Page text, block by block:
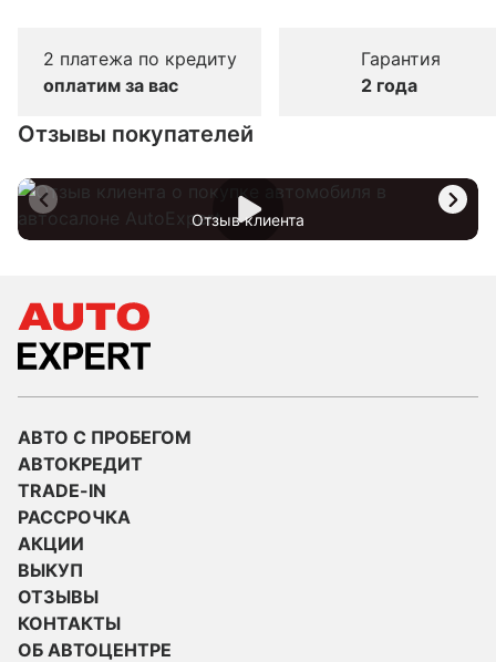
2 платежа по кредиту
оплатим за вас
Гарантия
2 года
Отзывы покупателей
Отзыв клиента
АВТО С ПРОБЕГОМ
АВТОКРЕДИТ
TRADE-IN
РАССРОЧКА
АКЦИИ
ВЫКУП
ОТЗЫВЫ
КОНТАКТЫ
ОБ АВТОЦЕНТРЕ